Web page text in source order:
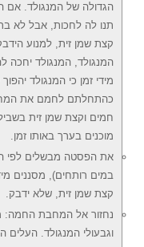
הגדולה של המנגולד. אם
תנו לה לחכות, אבל לא
קצת שמן זית, למנוע
המנגולד, המנגולד יחכה
מידי זמן כי המנגולד
כהתחלתם לחמם את
חמים וקצת שמן זית
מוכנים בערך באותו זמן.
במים רותחים), מסננים
קצת שמן זית, שלא ידבק.
נחזור אל המחבת החמה:
וגבעולי המנגולד. העלים